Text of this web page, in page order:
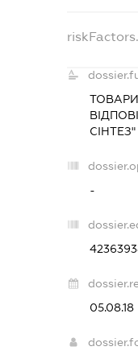
СІНТЕЗ"
-
05.08.18